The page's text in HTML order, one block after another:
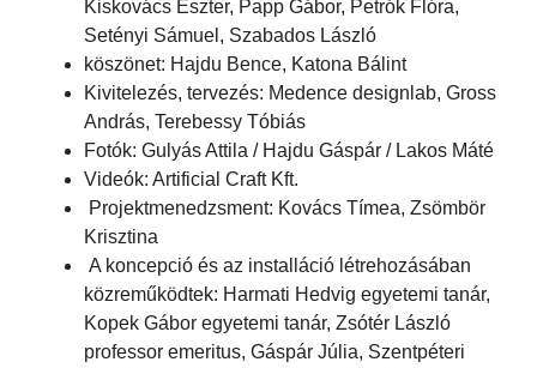
Kiskovács Eszter, Papp Gábor, Petrók Flóra,
Setényi Sámuel, Szabados László
köszönet: Hajdu Bence, Katona Bálint
Kivitelezés, tervezés: Medence designlab, Gross
András, Terebessy Tóbiás
Fotók: Gulyás Attila / Hajdu Gáspár / Lakos Máté
Videók: Artificial Craft Kft.
Projektmenedzsment: Kovács Tímea, Zsömbör
Krisztina
A koncepció és az installáció létrehozásában
közreműködtek: Harmati Hedvig egyetemi tanár,
Kopek Gábor egyetemi tanár, Zsótér László
professor emeritus, Gáspár Júlia, Szentpéteri